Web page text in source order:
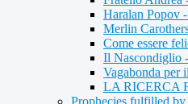
Haralan Popov
Merlin
Come essere
Il Nascondiglio
Vagabonda per
LA RICERCA
Prophecies fulfilled